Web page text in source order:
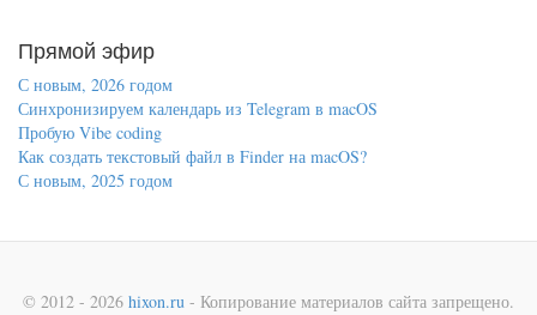
Прямой эфир
С новым, 2026 годом
Синхронизируем календарь из Telegram в macOS
Пробую Vibe coding
Как создать текстовый файл в Finder на macOS?
С новым, 2025 годом
© 2012 - 2026 hixon.ru - Копирование материалов сайта запрещено.